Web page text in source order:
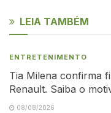
LEIA TAMBÉM
ENTRETENIMENTO
Tia Milena confirma
Renault. Saiba o
08/08/2026